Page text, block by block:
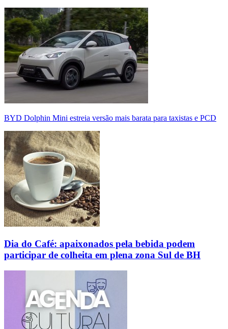
BYD Dolphin Mini estreia versão mais barata para taxistas e PCD
Dia do Café: apaixonados pela bebida podem
participar de colheita em plena zona Sul de BH